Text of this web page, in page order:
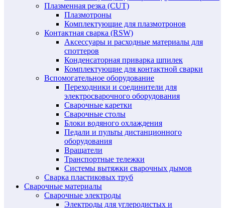
Плазменная резка (CUT)
Плазмотроны
Комплектующие для плазмотронов
Контактная сварка (RSW)
Аксессуары и расходные материалы для
споттеров
Конденсаторная приварка шпилек
Комплектующие для контактной сварки
Вспомогательное оборудование
Переходники и соединители для
электросварочного оборудования
Сварочные каретки
Сварочные столы
Блоки водяного охлаждения
Педали и пульты дистанционного
оборудования
Вращатели
Транспортные тележки
Системы вытяжки сварочных дымов
Сварка пластиковых труб
Сварочные материалы
Сварочные электроды
Электроды для углеродистых и